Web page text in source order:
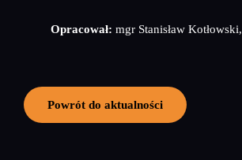
Opracował: mgr Stanisław Kotłowski,
Powrót do aktualności